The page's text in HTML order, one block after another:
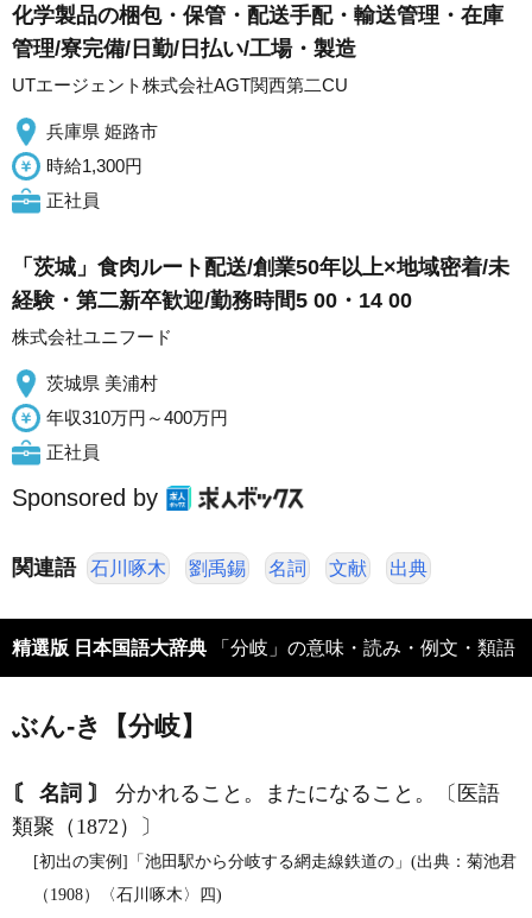
化学製品の梱包・保管・配送手配・輸送管理・在庫
管理/寮完備/日勤/日払い/工場・製造
UTエージェント株式会社AGT関西第二CU
兵庫県 姫路市
時給1,300円
正社員
「茨城」食肉ルート配送/創業50年以上×地域密着/未
経験・第二新卒歓迎/勤務時間5 00・14 00
株式会社ユニフード
茨城県 美浦村
年収310万円～400万円
正社員
Sponsored by
関連語 石川啄木 劉禹錫 名詞 文献 出典
精選版 日本国語大辞典 「分岐」の意味・読み・例文・類語
ぶん‐き【分岐】
〘 名詞 〙
分かれること。またになること。〔医語
類聚（1872）〕
[初出の実例]「池田駅から分岐する網走線鉄道の」(出典：菊池君
（1908）〈石川啄木〉四)